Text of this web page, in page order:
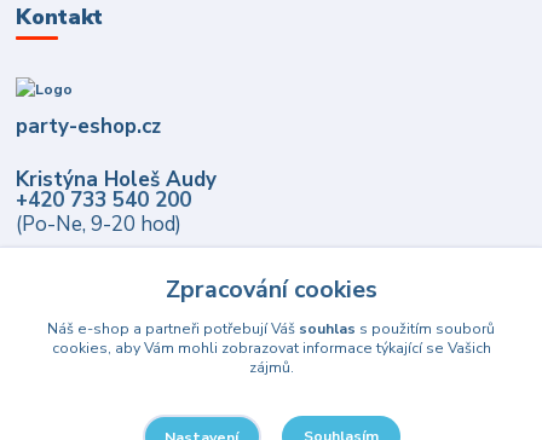
Kontakt
party-eshop.cz
Kristýna Holeš Audy
+420 733 540 200
(Po-Ne, 9-20 hod)
Zpracování cookies
Náš e-shop a partneři potřebují Váš souhlas s použitím souborů
cookies, aby Vám mohli zobrazovat informace týkající se Vašich
zájmů.